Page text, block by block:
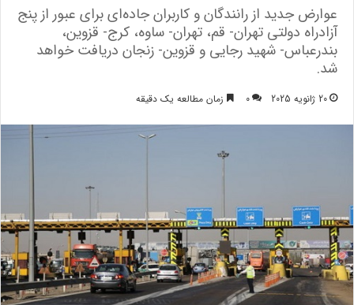
عوارض جدید از رانندگان و کاربران جاده‌ای برای عبور از پنج
آزادراه دولتی تهران- قم، تهران- ساوه، کرج- قزوین،
بندرعباس- شهید رجایی و قزوین- زنجان دریافت خواهد
شد.
20 ژانویه 2025 0 زمان مطالعه یک دقیقه